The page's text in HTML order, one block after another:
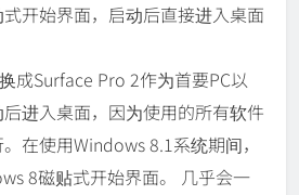
开始界面，启动后直接进入桌面
成Surface Pro 2作为首要PC以
进入桌面，因为使用的所有软件
在使用Windows 8.1系统期间，
8磁贴式开始界面。 几乎会一